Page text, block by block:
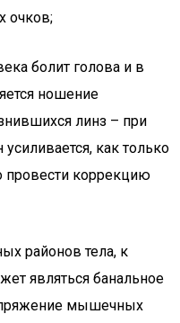
очков;
болит голова и в
ношение
линз – при
как только
провести коррекцию
районов тела, к
являться банальное
мышечных